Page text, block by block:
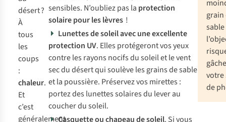
désert ?
À
tous
les
coups
:
chaleur.
Et
c’est
généralement
sensibles. N’oubliez pas la protection
solaire pour les lèvres !
Lunettes de soleilavec une excellente
protection UV. Elles protégeront vos yeux
contre les rayons nocifs du soleil et le vent
sec du désert qui soulève les grains de sable
et la poussière. Préservez vos mirettes :
portez des lunettes solaires du lever au
coucher du soleil.
Casquette ou chapeau de soleil. Si vous
grain
votre
de